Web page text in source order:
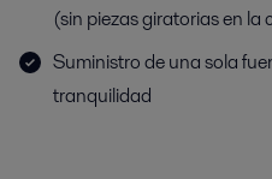
(sin piezas giratorias en
Suministro de una sola
tranquilidad